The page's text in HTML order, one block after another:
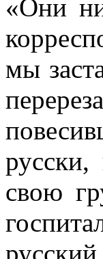
«Они
мы
свою